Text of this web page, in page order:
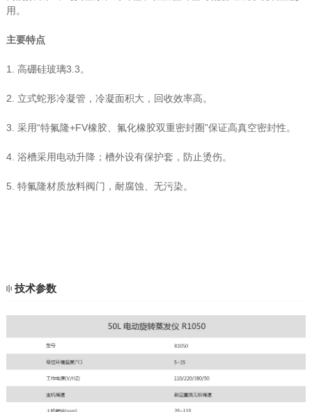
用。
主要特点
1. 高硼硅玻璃3.3。
2. 立式蛇形冷凝管，冷凝面积大，回收效率高。
3. 采用“特氟隆+FV橡胶、氟化橡胶双重密封圈”保证高真空密封性。
4. 浴槽采用电动升降；槽外设有保护套，防止烫伤。
5. 特氟隆材质放料阀门，耐腐蚀、无污染。
技术参数